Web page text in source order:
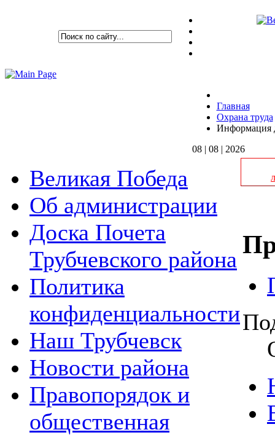
Главная
Охрана труда
Информация
08 | 08 | 2026
Великая Победа
Об администрации
Доска Почета
Трубчевского района
Политика
конфиденциальности
Наш Трубчевск
Новости района
Правопорядок и
общественная